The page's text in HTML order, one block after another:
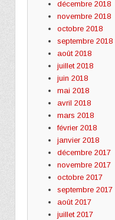
décembre 2018
novembre 2018
octobre 2018
septembre 2018
août 2018
juillet 2018
juin 2018
mai 2018
avril 2018
mars 2018
février 2018
janvier 2018
décembre 2017
novembre 2017
octobre 2017
septembre 2017
août 2017
juillet 2017